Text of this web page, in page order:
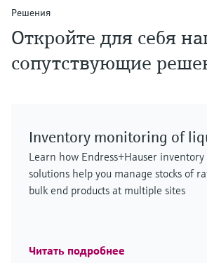
Решения
Откройте для себя
сопутствующие
Inventory monitoring of
Learn how Endress+Hauser
solutions help you manage stocks of
bulk end products at multiple sites
Читать подробнее